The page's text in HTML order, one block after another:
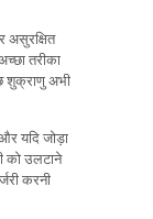
असुरक्षित
तरीका
शुक्राणु अभी
यदि जोड़ा
को उलटाने
करनी